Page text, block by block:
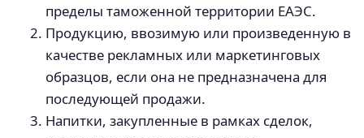
пределы таможенной территории ЕАЭС.
Продукцию, ввозимую или произведенную в
качестве рекламных или маркетинговых
образцов, если она не предназначена для
последующей продажи.
Напитки, закупленные в рамках сделок,